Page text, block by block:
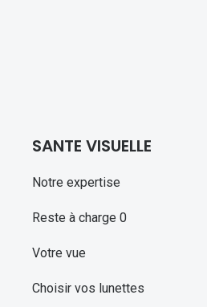
SANTE VISUELLE
Notre expertise
Reste à charge 0
Votre vue
Choisir vos lunettes